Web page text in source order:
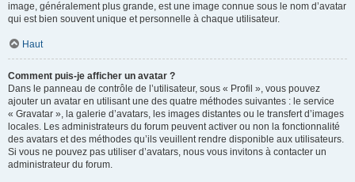
image, généralement plus grande, est une image connue sous le nom d’avatar
qui est bien souvent unique et personnelle à chaque utilisateur.
Haut
Comment puis-je afficher un avatar ?
Dans le panneau de contrôle de l’utilisateur, sous « Profil », vous pouvez
ajouter un avatar en utilisant une des quatre méthodes suivantes : le service
« Gravatar », la galerie d’avatars, les images distantes ou le transfert d’images
locales. Les administrateurs du forum peuvent activer ou non la fonctionnalité
des avatars et des méthodes qu’ils veuillent rendre disponible aux utilisateurs.
Si vous ne pouvez pas utiliser d’avatars, nous vous invitons à contacter un
administrateur du forum.